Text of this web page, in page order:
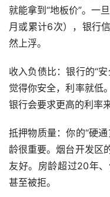
就能拿到“地板价”。一
月或累计6次），银行
然上浮。
收入负债比：银行的“
觉得你安全，利率就低
银行会要求更高的利率
抵押物质量：你的“硬
龄很重要。烟台开发区
友好。房龄超过20年、
甚至被拒。